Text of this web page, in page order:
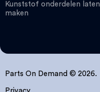
Kunststof onderdelen laten
maken
Parts On Demand © 2026.